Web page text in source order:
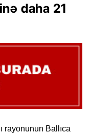
daha 21
rayonunun Ballıca